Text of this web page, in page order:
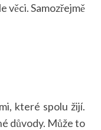
věci. Samozřejmě
které spolu žijí.
důvody. Může to